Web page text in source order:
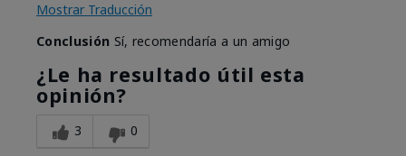
Mostrar Traducción
Conclusión Sí, recomendaría a un amigo
¿Le ha resultado útil esta
opinión?
3 0